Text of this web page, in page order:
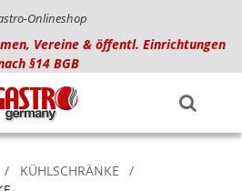
Onlineshop
Vereine & öffentl. Einrichtungen
§14 BGB
KÜHLSCHRÄNKE